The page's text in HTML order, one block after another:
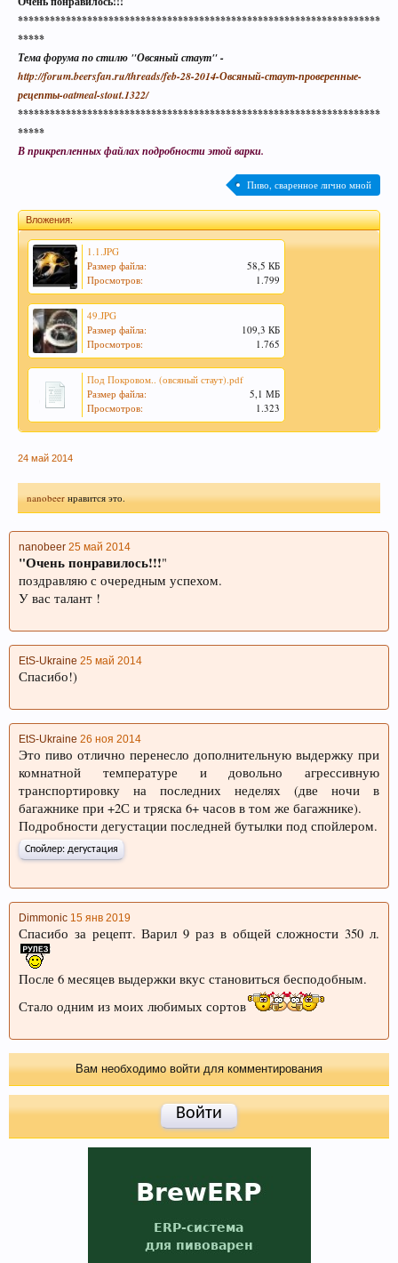
********************************************************************
*****
Тема форума по стилю "Овсяный стаут" -
http://forum.beersfan.ru/threads/feb-28-2014-Овсяный-стаут-проверенные-
рецепты-oatmeal-stout.1322/
********************************************************************
*****
В прикрепленных файлах подробности этой варки.
Пиво, сваренное лично мной
Вложения:
1.1.JPG
Размер файла:
58,5 КБ
Просмотров:
1.799
49.JPG
Размер файла:
109,3 КБ
Просмотров:
1.765
Под Покровом.. (овсяный стаут).pdf
Размер файла:
5,1 МБ
Просмотров:
1.323
24 май 2014
nanobeerнравится это.
nanobeer 25 май 2014
"Очень понравилось!!!"
поздравляю с очередным успехом.
У вас талант !
EtS-Ukraine 25 май 2014
Спасибо!)
EtS-Ukraine 26 ноя 2014
Это пиво отлично перенесло дополнительную выдержку при
комнатной температуре и довольно агрессивную
транспортировку на последних неделях (две ночи в
багажнике при +2С и тряска 6+ часов в том же багажнике).
Подробности дегустации последней бутылки под спойлером.
Спойлер: дегустация
Dimmonic 15 янв 2019
Спасибо за рецепт. Варил 9 раз в общей сложности 350 л.
После 6 месяцев выдержки вкус становиться бесподобным.
Стало одним из моих любимых сортов
Вам необходимо войти для комментирования
Войти